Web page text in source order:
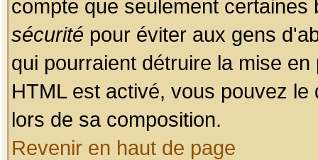
compte que seulement
sécurité pour éviter aux gens
qui pourraient détruire la mise
HTML est activé, vous pouvez
lors de sa composition.
Revenir en haut de page